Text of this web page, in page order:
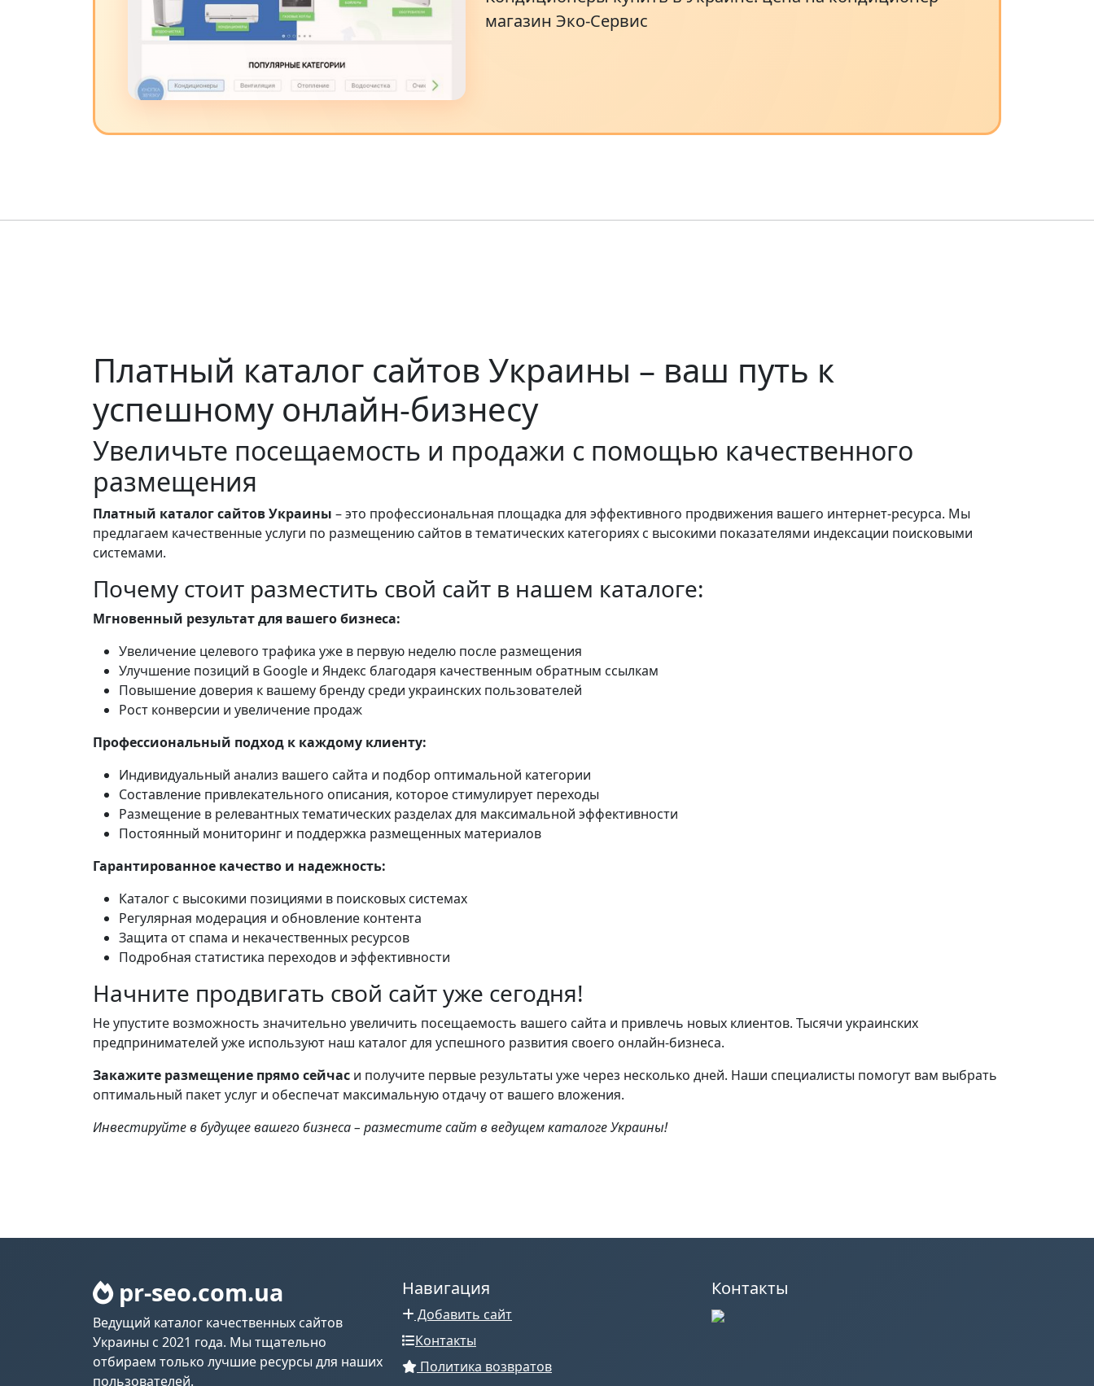
магазин Эко-Сервис
Платный каталог сайтов Украины – ваш путь к
успешному онлайн-бизнесу
Увеличьте посещаемость и продажи с помощью качественного
размещения
Платный каталог сайтов Украины – это профессиональная площадка для эффективного продвижения вашего интернет-ресурса. Мы
предлагаем качественные услуги по размещению сайтов в тематических категориях с высокими показателями индексации поисковыми
системами.
Почему стоит разместить свой сайт в нашем каталоге:
Мгновенный результат для вашего бизнеса:
Увеличение целевого трафика уже в первую неделю после размещения
Улучшение позиций в Google и Яндекс благодаря качественным обратным ссылкам
Повышение доверия к вашему бренду среди украинских пользователей
Рост конверсии и увеличение продаж
Профессиональный подход к каждому клиенту:
Индивидуальный анализ вашего сайта и подбор оптимальной категории
Составление привлекательного описания, которое стимулирует переходы
Размещение в релевантных тематических разделах для максимальной эффективности
Постоянный мониторинг и поддержка размещенных материалов
Гарантированное качество и надежность:
Каталог с высокими позициями в поисковых системах
Регулярная модерация и обновление контента
Защита от спама и некачественных ресурсов
Подробная статистика переходов и эффективности
Начните продвигать свой сайт уже сегодня!
Не упустите возможность значительно увеличить посещаемость вашего сайта и привлечь новых клиентов. Тысячи украинских
предпринимателей уже используют наш каталог для успешного развития своего онлайн-бизнеса.
Закажите размещение прямо сейчас и получите первые результаты уже через несколько дней. Наши специалисты помогут вам выбрать
оптимальный пакет услуг и обеспечат максимальную отдачу от вашего вложения.
Инвестируйте в будущее вашего бизнеса – разместите сайт в ведущем каталоге Украины!
pr-seo.com.ua
Ведущий каталог качественных сайтов
Украины с 2021 года. Мы тщательно
отбираем только лучшие ресурсы для наших
пользователей.
Навигация
Добавить сайт
Контакты
Политика возвратов
Контакты